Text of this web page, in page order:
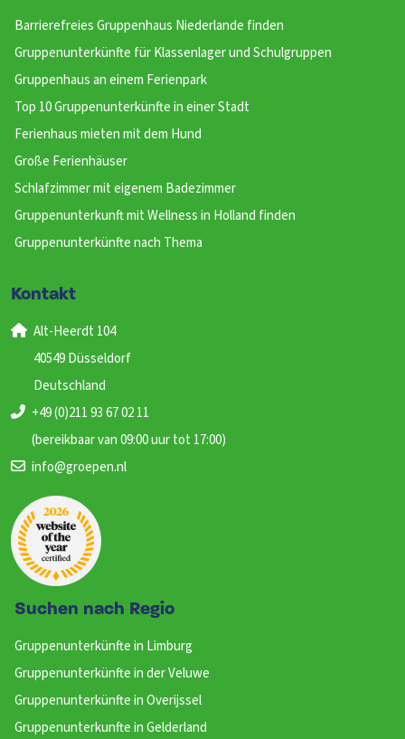
Barrierefreies Gruppenhaus Niederlande finden
Gruppenunterkünfte für Klassenlager und Schulgruppen
Gruppenhaus an einem Ferienpark
Top 10 Gruppenunterkünfte in einer Stadt
Ferienhaus mieten mit dem Hund
Große Ferienhäuser
Schlafzimmer mit eigenem Badezimmer
Gruppenunterkunft mit Wellness in Holland finden
Gruppenunterkünfte nach Thema
Kontakt
Alt-Heerdt 104
40549 Düsseldorf
Deutschland
+49 (0)211 93 67 02 11
(bereikbaar van 09:00 uur tot 17:00)
info@groepen.nl
Suchen nach Regio
Gruppenunterkünfte in Limburg
Gruppenunterkünfte in der Veluwe
Gruppenunterkünfte in Overijssel
Gruppenunterkunfte in Gelderland